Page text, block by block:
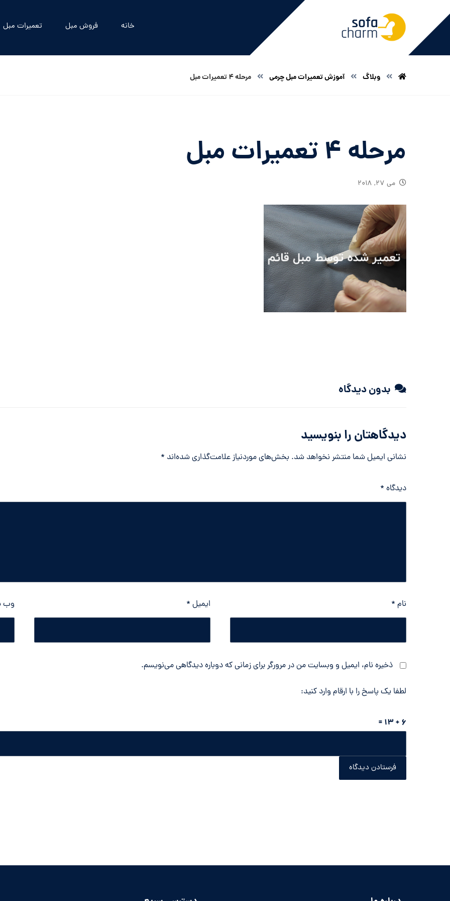
خانه فروش مبل تعمیرات مبل
وبلاگ آموزش تعمیرات مبل چرمی مرحله 4 تعمیرات مبل
مرحله 4 تعمیرات مبل
می ۲۷, ۲۰۱۸
بدون دیدگاه
دیدگاهتان را بنویسید
نشانی ایمیل شما منتشر نخواهد شد. بخش‌های موردنیاز علامت‌گذاری شده‌اند *
دیدگاه *
نام * ایمیل * وب‌
ذخیره نام، ایمیل و وبسایت من در مرورگر برای زمانی که دوباره دیدگاهی می‌نویسم.
لطفا یک پاسخ را با ارقام وارد کنید:
6 + 13 =
فرستادن دیدگاه